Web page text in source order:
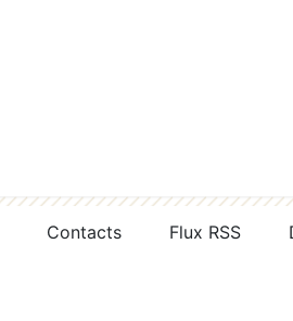
Contacts Flux RSS